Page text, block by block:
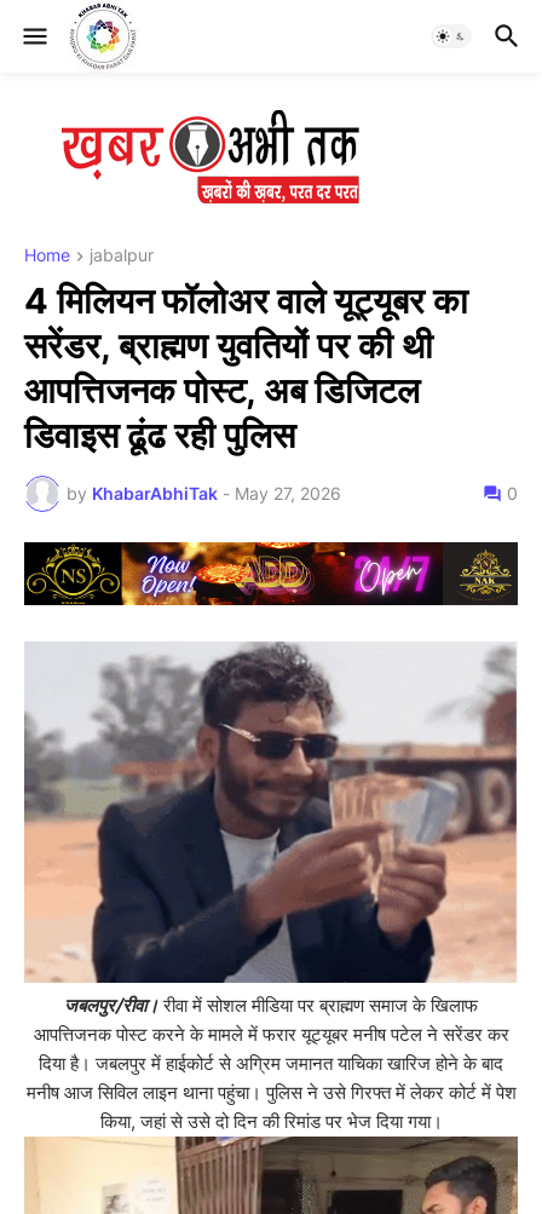
Home jabalpur
4 मिलियन फॉलोअर वाले यूट्यूबर का
सरेंडर, ब्राह्मण युवतियों पर की थी
आपत्तिजनक पोस्ट, अब डिजिटल
डिवाइस ढूंढ रही पुलिस
by KhabarAbhiTak - May 27, 2026 0
जबलपुर/रीवा।रीवा में सोशल मीडिया पर ब्राह्मण समाज के खिलाफ
आपत्तिजनक पोस्ट करने के मामले में फरार यूट्यूबर मनीष पटेल ने सरेंडर कर
दिया है। जबलपुर में हाईकोर्ट से अग्रिम जमानत याचिका खारिज होने के बाद
मनीष आज सिविल लाइन थाना पहुंचा। पुलिस ने उसे गिरफ्त में लेकर कोर्ट में पेश
किया, जहां से उसे दो दिन की रिमांड पर भेज दिया गया।